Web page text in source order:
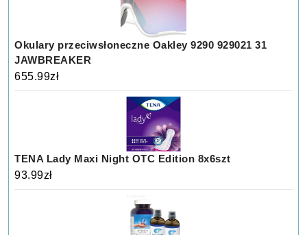
Okulary przeciwsłoneczne Oakley 9290 929021 31
JAWBREAKER
655.99zł
TENA Lady Maxi Night OTC Edition 8x6szt
93.99zł